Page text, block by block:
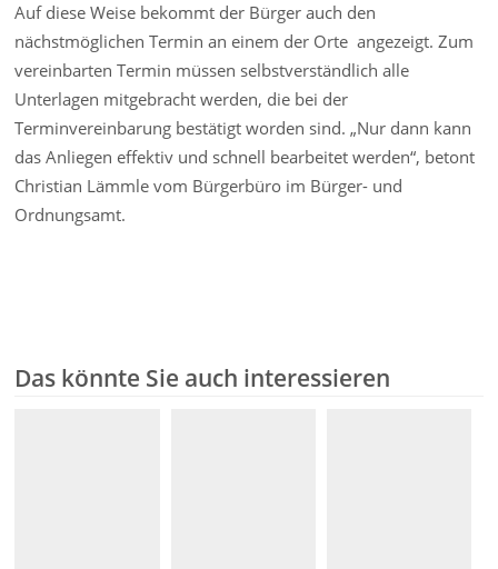
Auf diese Weise bekommt der Bürger auch den
nächstmöglichen Termin an einem der Orte angezeigt. Zum
vereinbarten Termin müssen selbstverständlich alle
Unterlagen mitgebracht werden, die bei der
Terminvereinbarung bestätigt worden sind. „Nur dann kann
das Anliegen effektiv und schnell bearbeitet werden“, betont
Christian Lämmle vom Bürgerbüro im Bürger- und
Ordnungsamt.
Das könnte Sie auch interessieren